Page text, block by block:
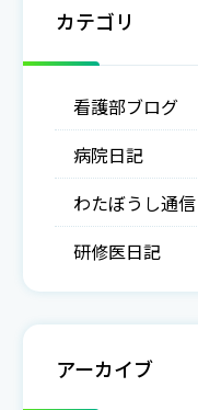
カテゴリ
看護部ブログ
病院日記
わたぼうし通信
研修医日記
アーカイブ